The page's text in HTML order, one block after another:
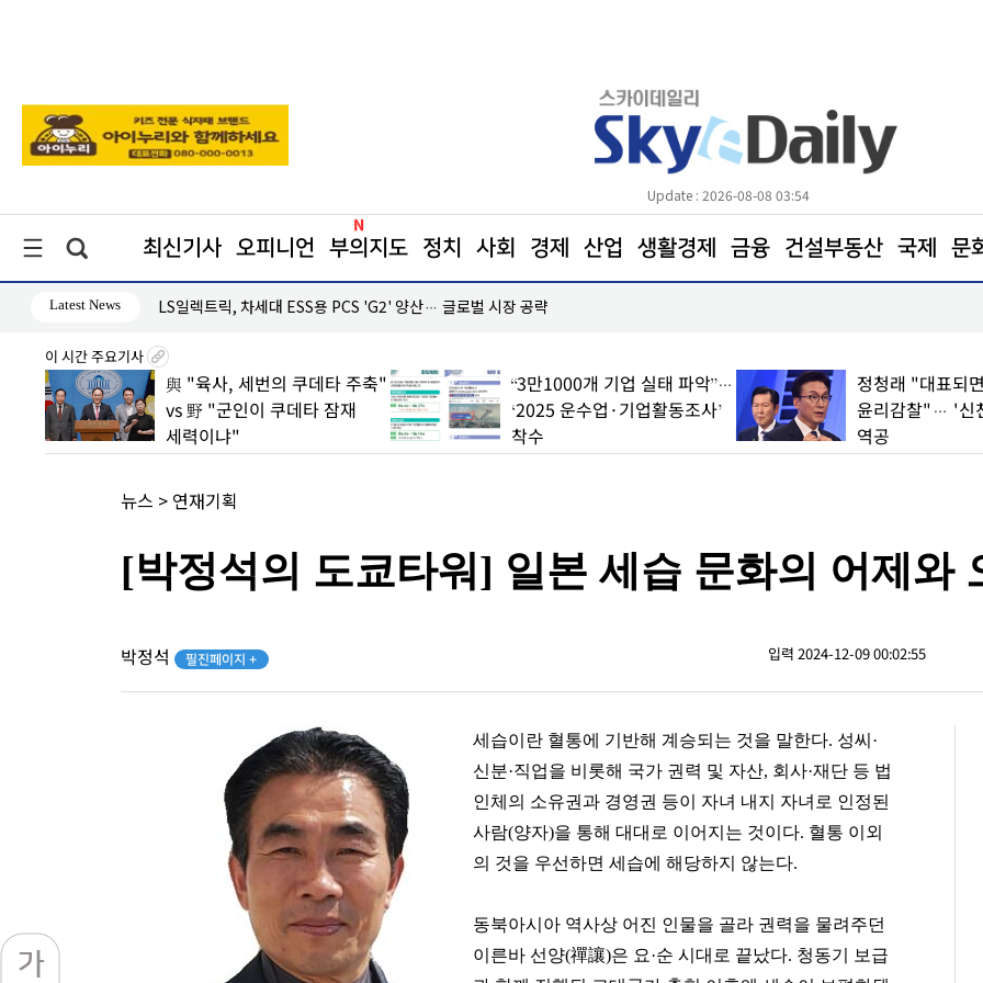
Update : 2026-08-08 03:54
최신기사 오피니언 부의지도 정치 사회 경제 산업 생활경제 금융 건설부동산 국제 문
Latest News
장 공략 한병도 “국민의힘은 주택법안 처리에나 협조하라”
이 시간 주요기사
與 "육사, 세번의 쿠데타 주축"
vs 野 "군인이 쿠데타 잠재
세력이냐"
“3만1000개 기업 실태 파악”…
‘2025 운수업·기업활동조사’
착수
정청래 "대표되
윤리감찰"… '신
역공
뉴스 > 연재기획
[박정석의 도쿄타워] 일본 세습 문화의 어제와
박정석 필진페이지 + 입력 2024-12-09 00:02:55
세습이란 혈통에 기반해 계승되는 것을 말한다. 성씨·
신분·직업을 비롯해 국가 권력 및 자산, 회사·재단 등 법
인체의 소유권과 경영권 등이 자녀 내지 자녀로 인정된
사람(양자)을 통해 대대로 이어지는 것이다. 혈통 이외
의 것을 우선하면 세습에 해당하지 않는다.
동북아시아 역사상 어진 인물을 골라 권력을 물려주던
이른바 선양(禪讓)은 요·순 시대로 끝났다. 청동기 보급